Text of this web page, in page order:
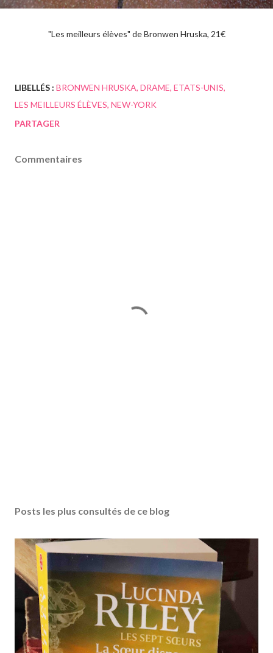
"Les meilleurs élèves" de Bronwen Hruska, 21€
LIBELLÉS : BRONWEN HRUSKA DRAME ETATS-UNIS
LES MEILLEURS ÉLÈVES NEW-YORK
PARTAGER
Commentaires
Posts les plus consultés de ce blog